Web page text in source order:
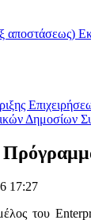
17:27
του